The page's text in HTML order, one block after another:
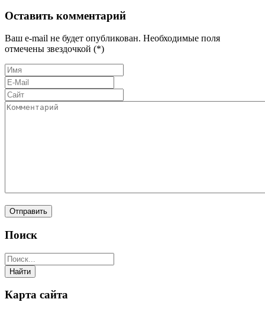
Оставить комментарий
Ваш e-mail не будет опубликован. Необходимые поля
отмечены звездочкой (*)
Поиск
Карта сайта